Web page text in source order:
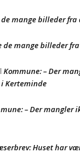
de mange billeder
de mange billeder
Kommune: – Der
Kerteminde
– Der mangler
Huset har